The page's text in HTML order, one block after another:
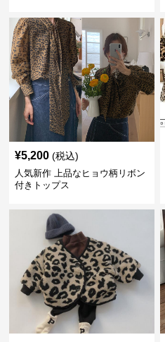
¥5,200 (税込)
人気新作 上品なヒョウ柄リボン
付きトップス